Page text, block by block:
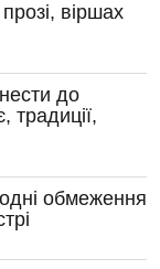
віршах
до
обмеження